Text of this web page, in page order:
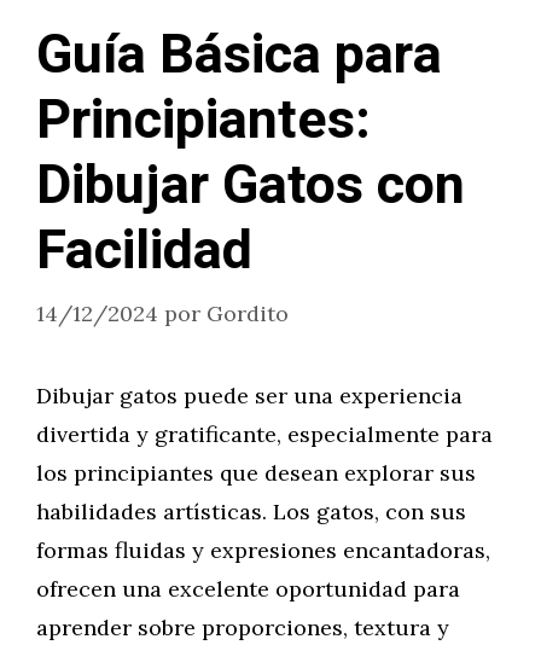
Guía Básica para
Principiantes:
Dibujar Gatos con
Facilidad
14/12/2024 por Gordito
Dibujar gatos puede ser una experiencia
divertida y gratificante, especialmente para
los principiantes que desean explorar sus
habilidades artísticas. Los gatos, con sus
formas fluidas y expresiones encantadoras,
ofrecen una excelente oportunidad para
aprender sobre proporciones, textura y